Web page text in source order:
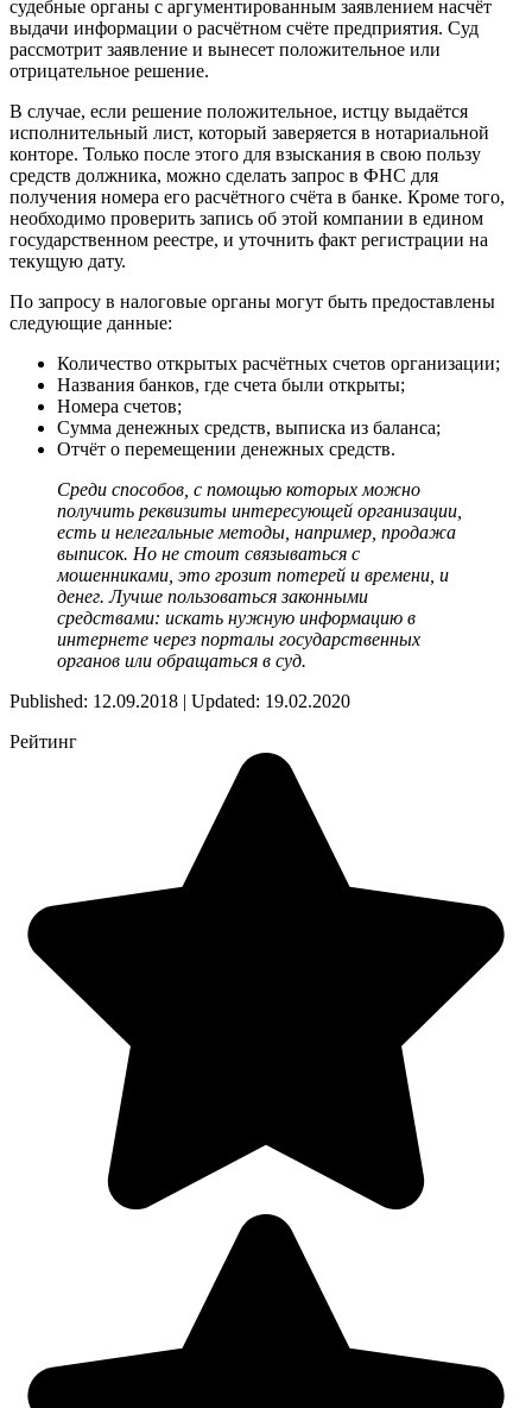
судебные органы с аргументированным заявлением насчёт
выдачи информации о расчётном счёте предприятия. Суд
рассмотрит заявление и вынесет положительное или
отрицательное решение.
В случае, если решение положительное, истцу выдаётся
исполнительный лист, который заверяется в нотариальной
конторе. Только после этого для взыскания в свою пользу
средств должника, можно сделать запрос в ФНС для
получения номера его расчётного счёта в банке. Кроме того,
необходимо проверить запись об этой компании в едином
государственном реестре, и уточнить факт регистрации на
текущую дату.
По запросу в налоговые органы могут быть предоставлены
следующие данные:
Количество открытых расчётных счетов организации;
Названия банков, где счета были открыты;
Номера счетов;
Сумма денежных средств, выписка из баланса;
Отчёт о перемещении денежных средств.
Среди способов, с помощью которых можно
получить реквизиты интересующей организации,
есть и нелегальные методы, например, продажа
выписок. Но не стоит связываться с
мошенниками, это грозит потерей и времени, и
денег. Лучше пользоваться законными
средствами: искать нужную информацию в
интернете через порталы государственных
органов или обращаться в суд.
Published: 12.09.2018 | Updated: 19.02.2020
Рейтинг